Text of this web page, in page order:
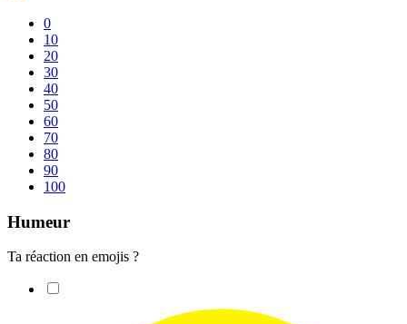
0
10
20
30
40
50
60
70
80
90
100
Humeur
Ta réaction en emojis ?